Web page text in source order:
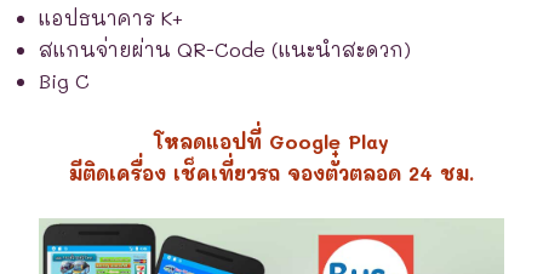
แอปธนาคาร K+
สแกนจ่ายผ่าน QR-Code (แนะนำสะดวก)
Big C
โหลดแอปที่ Google Play
มีติดเครื่อง เช็คเที่ยวรถ จองตั๋วตลอด 24 ชม.